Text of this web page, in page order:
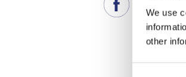
We use
other